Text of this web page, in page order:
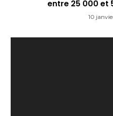
entre 25 000 et
10